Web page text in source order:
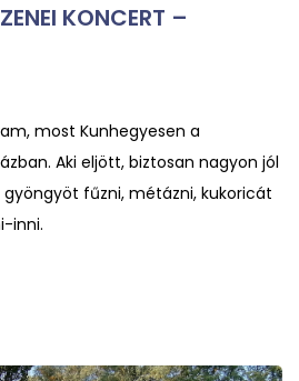
KONCERT –
most Kunhegyesen a
Aki eljött, biztosan nagyon jól
fűzni, métázni, kukoricát
inni.